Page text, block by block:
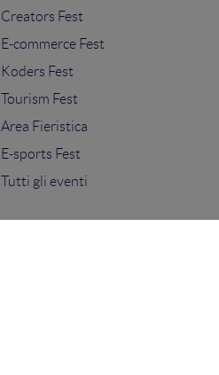
Creators Fest
E-commerce Fest
Koders Fest
Tourism Fest
Area Fieristica
E-sports Fest
Tutti gli eventi